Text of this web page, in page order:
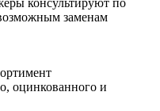
консультируют по
заменам
оцинкованного и